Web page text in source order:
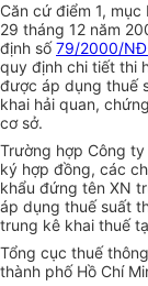
Căn cứ điểm 1,
29 tháng 12 năm
định số79/2000/
quy định chi tiết thi
được áp dụng thuế
khai hải quan,
cơ sở.
Trường hợp Công
ký hợp đồng, các
khẩu đứng tên XN
áp dụng thuế suất
trung kê khai thuế
Tổng cục thuế
thành phố Hồ Chí